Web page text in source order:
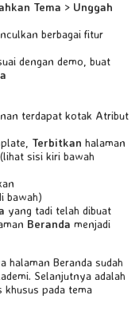
Tema > Unggah
berbagai fitur
dengan demo, buat
terdapat kotak Atribut
Terbitkan halaman
(lihat sisi kiri bawah
bawah)
yang tadi telah dibuat
Beranda menjadi
halaman Beranda sudah
Selanjutnya adalah
pada tema